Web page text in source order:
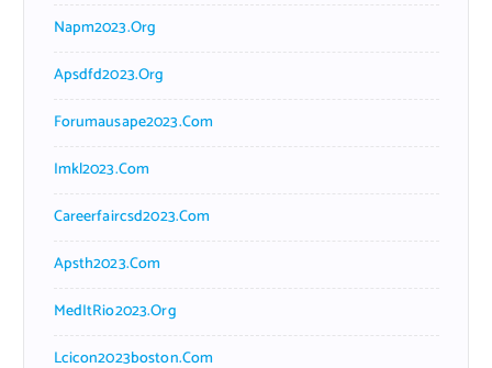
Napm2023.org
Apsdfd2023.org
Forumausape2023.com
Imkl2023.com
Careerfaircsd2023.com
Apsth2023.com
MedItRio2023.org
Lcicon2023boston.com